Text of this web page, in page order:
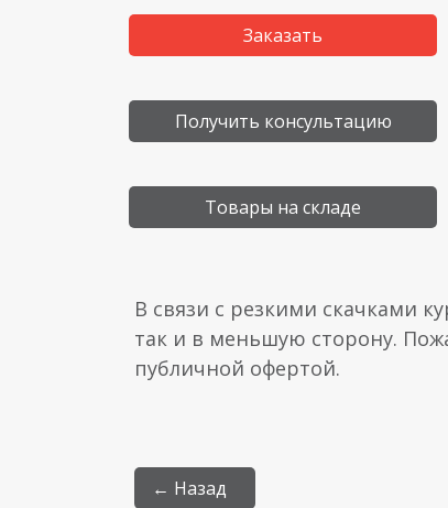
Заказать
Получить консультацию
Товары на складе
В связи с резкими скачками
так и в меньшую сторону.
публичной офертой.
← Назад